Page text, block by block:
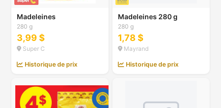
Madeleines
280 g
3,99 $
Super C
Historique de prix
Madeleines 280 g
280 g
1,78 $
Mayrand
Historique de prix